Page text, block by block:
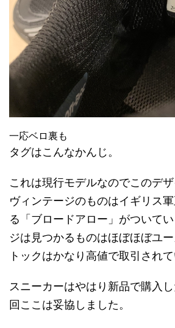
一応ベロ裏も
タグはこんなかんじ。
これは現行モデルなのでこのデ
ヴィンテージのものはイギリス
る「ブロードアロー」がついて
ジは見つかるものはほぼほぼユ
トックはかなり高値で取引されて
スニーカーはやはり新品で購入
回ここは妥協しました。